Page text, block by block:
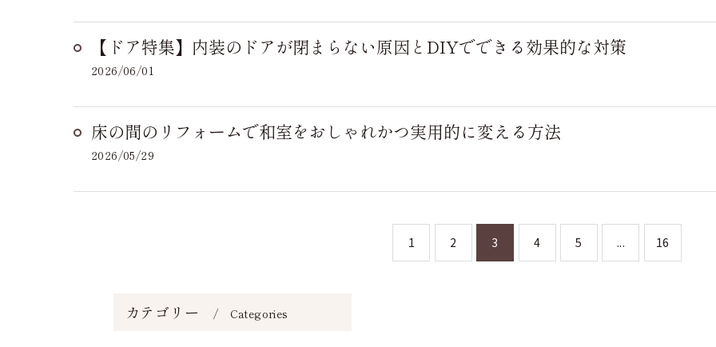
【ドア特集】内装のドアが閉まらない原因とDIYでできる効果的な対策
2026/06/01
床の間のリフォームで和室をおしゃれかつ実用的に変える方法
2026/05/29
1 2 3 4 5 ... 16
カテゴリー Categories